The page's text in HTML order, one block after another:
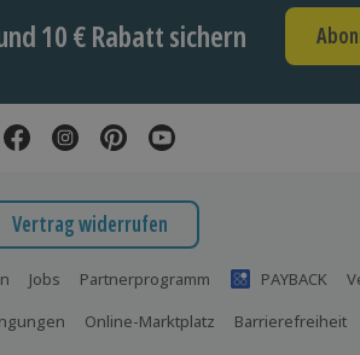
10 € Rabatt sichern
Vertrag widerrufen
Jobs Partnerprogramm PAYBACK
Online-Marktplatz Barrierefreiheit